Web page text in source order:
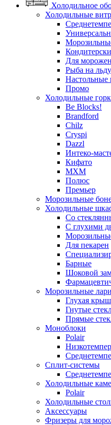
Холодильное
Холодильные
Для
Рыба на льду
Настольные
Промо
Холодильные
Be Blocks!
Brandford
Chilz
Cryspi
Dazzl
Интеко-
Кифато
МХМ
Полюс
Премьер
Морозильные
Холодильные
Со
С глухими
Для пекарен
Барные
Шоковой
Морозильные лари
Глухая
Гнутые
Прямые
Моноблоки
Polair
Сплит-системы
Холодильные
Polair
Холодильные
Аксессуары
Фризеры для